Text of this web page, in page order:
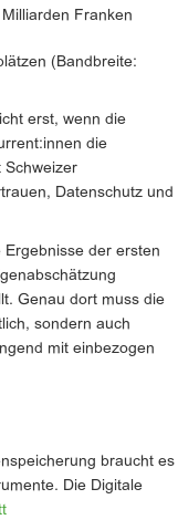
Franken
(Bandbreite:
erst, wenn die
die
Schweizer
Datenschutz und
Ergebnisse der ersten
Genau dort muss die
sondern auch
mit einbezogen
braucht es
Die Digitale